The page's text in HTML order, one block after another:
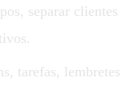
separar clientes
tarefas, lembretes